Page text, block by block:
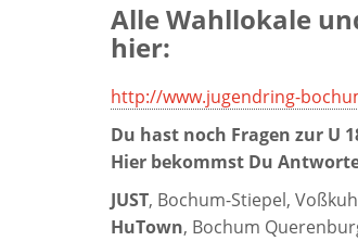
Alle Wahllokale
hier:
http://www.jugendring-
Du hast noch Fragen zur U
Hier bekommst Du
JUST, Bochum-Stiepel,
HuTown, Bochum